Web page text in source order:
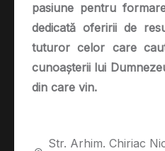
pasiune pentru
dedicată oferirii de
tuturor celor care
cunoașterii lui
din care vin.
Str. Arhim. Chiriac